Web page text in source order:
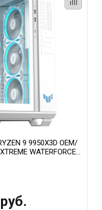
9 9950X3D OEM/
WATERFORCE